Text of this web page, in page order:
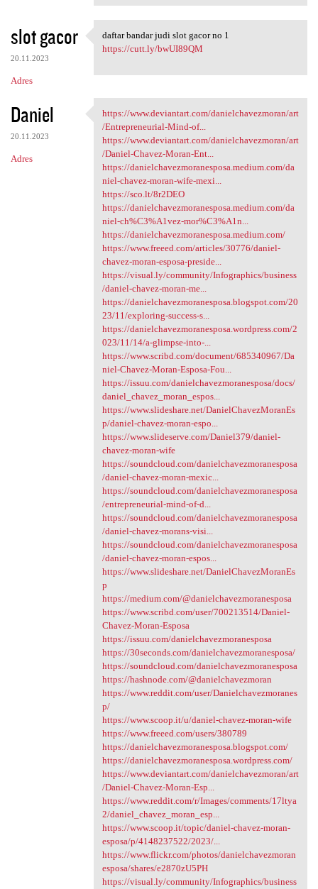
slot gacor
20.11.2023
Adres
daftar bandar judi slot gacor
daftar bandar judi slot gacor no 1
https://cutt.ly/bwUI89QM
Daniel
20.11.2023
Adres
https://www.deviantart.com
https://www.deviantart.com/danielchavezmoran/art
/Entrepreneurial-Mind-of...
https://www.deviantart.com/danielchavezmoran/art
/Daniel-Chavez-Moran-Ent...
https://danielchavezmoranesposa.medium.com/da
niel-chavez-moran-wife-mexi...
https://sco.lt/8r2DEO
https://danielchavezmoranesposa.medium.com/da
niel-ch%C3%A1vez-mor%C3%A1n...
https://danielchavezmoranesposa.medium.com/
https://www.freeed.com/articles/30776/daniel-
chavez-moran-esposa-preside...
https://visual.ly/community/Infographics/business
/daniel-chavez-moran-me...
https://danielchavezmoranesposa.blogspot.com/20
23/11/exploring-success-s...
https://danielchavezmoranesposa.wordpress.com/2
023/11/14/a-glimpse-into-...
https://www.scribd.com/document/685340967/Da
niel-Chavez-Moran-Esposa-Fou...
https://issuu.com/danielchavezmoranesposa/docs/
daniel_chavez_moran_espos...
https://www.slideshare.net/DanielChavezMoranEs
p/daniel-chavez-moran-espo...
https://www.slideserve.com/Daniel379/daniel-
chavez-moran-wife
https://soundcloud.com/danielchavezmoranesposa
/daniel-chavez-moran-mexic...
https://soundcloud.com/danielchavezmoranesposa
/entrepreneurial-mind-of-d...
https://soundcloud.com/danielchavezmoranesposa
/daniel-chavez-morans-visi...
https://soundcloud.com/danielchavezmoranesposa
/daniel-chavez-moran-espos...
https://www.slideshare.net/DanielChavezMoranEs
p
https://medium.com/@danielchavezmoranesposa
https://www.scribd.com/user/700213514/Daniel-
Chavez-Moran-Esposa
https://issuu.com/danielchavezmoranesposa
https://30seconds.com/danielchavezmoranesposa/
https://soundcloud.com/danielchavezmoranesposa
https://hashnode.com/@danielchavezmoran
https://www.reddit.com/user/Danielchavezmoranes
p/
https://www.scoop.it/u/daniel-chavez-moran-wife
https://www.freeed.com/users/380789
https://danielchavezmoranesposa.blogspot.com/
https://danielchavezmoranesposa.wordpress.com/
https://www.deviantart.com/danielchavezmoran/art
/Daniel-Chavez-Moran-Esp...
https://www.reddit.com/r/Images/comments/17ltya
2/daniel_chavez_moran_esp...
https://www.scoop.it/topic/daniel-chavez-moran-
esposa/p/4148237522/2023/...
https://www.flickr.com/photos/danielchavezmoran
esposa/shares/e2870zU5PH
https://visual.ly/community/Infographics/business